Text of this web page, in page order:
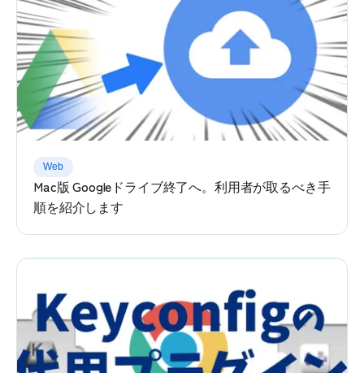
Web
Mac版 Googleドライブ終了へ。利用者が取るべき手
順を紹介します